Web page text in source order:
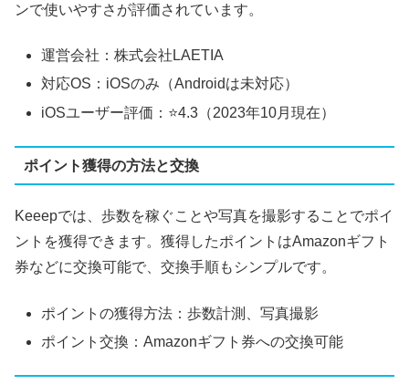
ンで使いやすさが評価されています。
運営会社：株式会社LAETIA
対応OS：iOSのみ（Androidは未対応）
iOSユーザー評価：⭐️4.3（2023年10月現在）
ポイント獲得の方法と交換
Keeepでは、歩数を稼ぐことや写真を撮影することでポイ
ントを獲得できます。獲得したポイントはAmazonギフト
券などに交換可能で、交換手順もシンプルです。
ポイントの獲得方法：歩数計測、写真撮影
ポイント交換：Amazonギフト券への交換可能